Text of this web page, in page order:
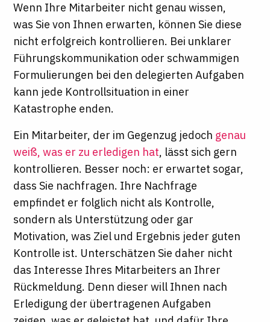
Wenn Ihre Mitarbeiter nicht genau wissen,
was Sie von Ihnen erwarten, können Sie diese
nicht erfolgreich kontrollieren. Bei unklarer
Führungskommunikation oder schwammigen
Formulierungen bei den delegierten Aufgaben
kann jede Kontrollsituation in einer
Katastrophe enden.
Ein Mitarbeiter, der im Gegenzug jedoch genau
weiß, was er zu erledigen hat, lässt sich gern
kontrollieren. Besser noch: er erwartet sogar,
dass Sie nachfragen. Ihre Nachfrage
empfindet er folglich nicht als Kontrolle,
sondern als Unterstützung oder gar
Motivation, was Ziel und Ergebnis jeder guten
Kontrolle ist. Unterschätzen Sie daher nicht
das Interesse Ihres Mitarbeiters an Ihrer
Rückmeldung. Denn dieser will Ihnen nach
Erledigung der übertragenen Aufgaben